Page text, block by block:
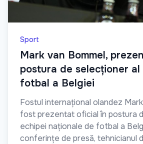
Sport
Mark van Bommel,
postura de selecționer al
fotbal a Belgiei
Fostul internațional olandez
fost prezentat oficial în postura
echipei naționale de fotbal a
conferințe de presă, tehnicianul